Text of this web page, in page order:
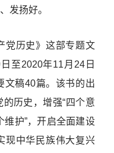
发扬好。
历史》这部专题文
至2020年11月24日
文稿40篇。该书的出
历史，增强“四个意
维护”，开启全面建设
现中华民族伟大复兴